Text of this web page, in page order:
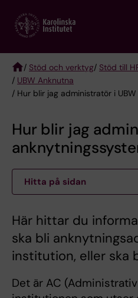
main
Breadcrumb
/ Stöd och verktyg/ Stöd till
/ UBW Anknutna
/ Hur blir jag administratör i
Hur blir jag
Hitta på sidan
Här hittar du
ska bli
institution, eller ska
Det är AC